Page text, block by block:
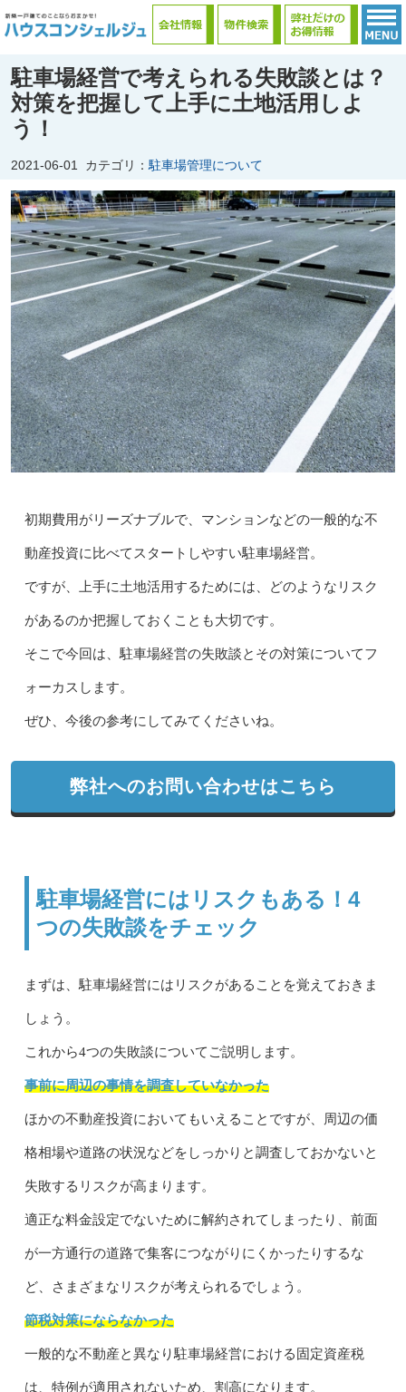
駐車場経営で考えられる失敗談とは？
対策を把握して上手に土地活用しよ
う！
2021-06-01 カテゴリ： 駐車場管理について
初期費用がリーズナブルで、マンションなどの一般的な不
動産投資に比べてスタートしやすい駐車場経営。
ですが、上手に土地活用するためには、どのようなリスク
があるのか把握しておくことも大切です。
そこで今回は、駐車場経営の失敗談とその対策についてフ
ォーカスします。
ぜひ、今後の参考にしてみてくださいね。
弊社へのお問い合わせはこちら
駐車場経営にはリスクもある！4
つの失敗談をチェック
まずは、駐車場経営にはリスクがあることを覚えておきま
しょう。
これから4つの失敗談についてご説明します。
事前に周辺の事情を調査していなかった
ほかの不動産投資においてもいえることですが、周辺の価
格相場や道路の状況などをしっかりと調査しておかないと
失敗するリスクが高まります。
適正な料金設定でないために解約されてしまったり、前面
が一方通行の道路で集客につながりにくかったりするな
ど、さまざまなリスクが考えられるでしょう。
節税対策にならなかった
一般的な不動産と異なり駐車場経営における固定資産税
は、特例が適用されないため、割高になります。